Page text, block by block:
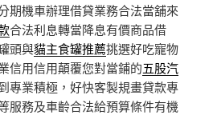
期機車辦理借貸業務合法當舖來
合法利息轉當降息有價商品借
頭與貓主食罐推薦挑選好吃寵物
信用信用顛覆您對當鋪的五股汽
專業積極，好快客製規畫貸款專
服務及車齡合法給預算條件有機